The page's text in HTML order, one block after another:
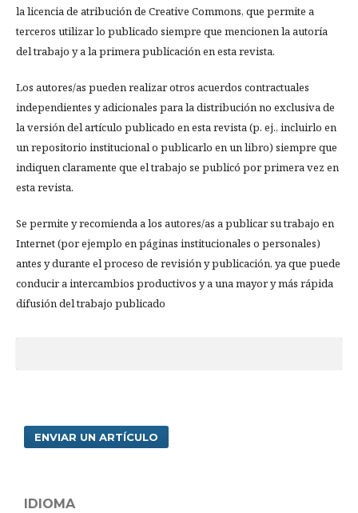
la licencia de atribución de Creative Commons, que permite a
terceros utilizar lo publicado siempre que mencionen la autoría
del trabajo y a la primera publicación en esta revista.
Los autores/as pueden realizar otros acuerdos contractuales
independientes y adicionales para la distribución no exclusiva de
la versión del artículo publicado en esta revista (p. ej., incluirlo en
un repositorio institucional o publicarlo en un libro) siempre que
indiquen claramente que el trabajo se publicó por primera vez en
esta revista.
Se permite y recomienda a los autores/as a publicar su trabajo en
Internet (por ejemplo en páginas institucionales o personales)
antes y durante el proceso de revisión y publicación, ya que puede
conducir a intercambios productivos y a una mayor y más rápida
difusión del trabajo publicado
ENVIAR UN ARTÍCULO
IDIOMA